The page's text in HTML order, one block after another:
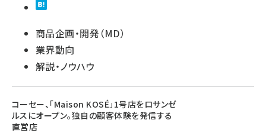
商品企画・開発（MD）
業界動向
解説・ノウハウ
コーセー、「Maison KOSÉ」1号店をロサンゼ
ルスにオープン。独自の顧客体験を発信する
直営店